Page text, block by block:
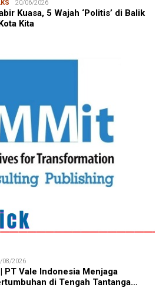
20/06/2026
Kuasa, 5 Wajah ‘Politis’ di Balik
Kita
08/2026
PT Vale Indonesia Menjaga
di Tengah Tantanga…